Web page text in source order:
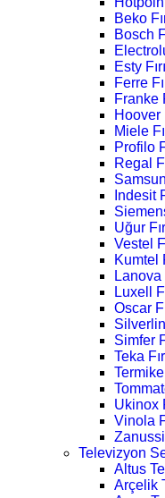
Beko
Bosch
Esty
Ferre
Franke
Hoover
Miele
Profilo
Regal
Indesit
Uğur
Vestel
Kumtel
Lanova
Luxell
Oscar
Simfer
Teka
Ukinox
Vinola
Zanussi
Televizyon
Altus
Arçelik